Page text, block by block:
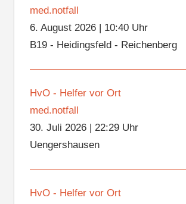
med.notfall
6. August 2026| 10:40 Uhr
B19 - Heidingsfeld - Reichenberg
HvO - Helfer vor Ort
med.notfall
30. Juli 2026| 22:29 Uhr
Uengershausen
HvO - Helfer vor Ort